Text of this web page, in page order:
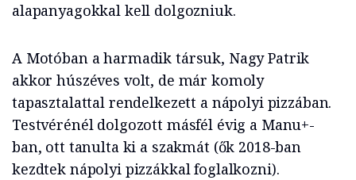
alapanyagokkal kell dolgozniuk.
A Motóban a harmadik társuk, Nagy Patrik
akkor húszéves volt, de már komoly
tapasztalattal rendelkezett a nápolyi pizzában.
Testvérénél dolgozott másfél évig a Manu+-
ban, ott tanulta ki a szakmát (ők 2018-ban
kezdtek nápolyi pizzákkal foglalkozni).